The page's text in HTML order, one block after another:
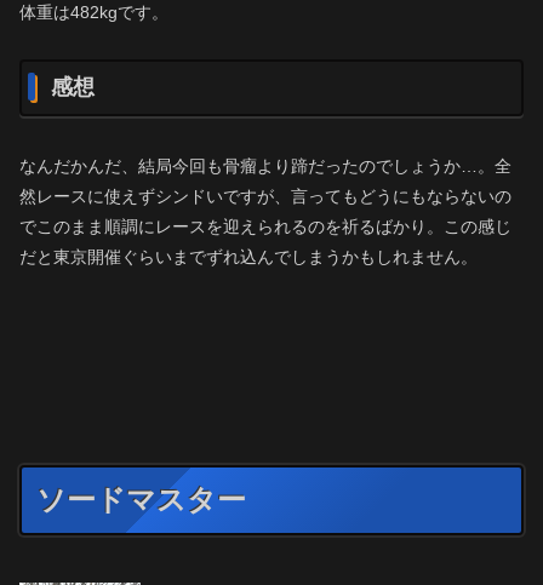
体重は482kgです。
感想
なんだかんだ、結局今回も骨瘤より蹄だったのでしょうか…。全
然レースに使えずシンドいですが、言ってもどうにもならないの
でこのまま順調にレースを迎えられるのを祈るばかり。この感じ
だと東京開催ぐらいまでずれ込んでしまうかもしれません。
ソードマスター